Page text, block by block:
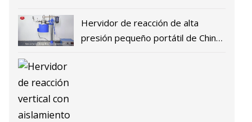
Hervidor de reacción de alta
presión pequeño portátil de China